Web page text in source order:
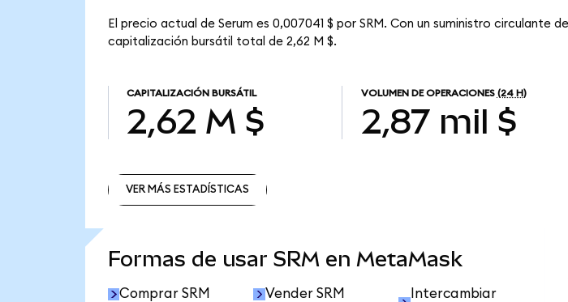
El precio actual de Serum es 0,007041 $ por SRM. Con un suministro circulante
capitalización bursátil total de 2,62 M $.
CAPITALIZACIÓN BURSÁTIL
2,62 M $
VOLUMEN DE OPERACIONES (24 H)
2,87 mil $
VER MÁS ESTADÍSTICAS
Formas de usar SRM en MetaMask
Comprar SRM Vender SRM
Intercambiar